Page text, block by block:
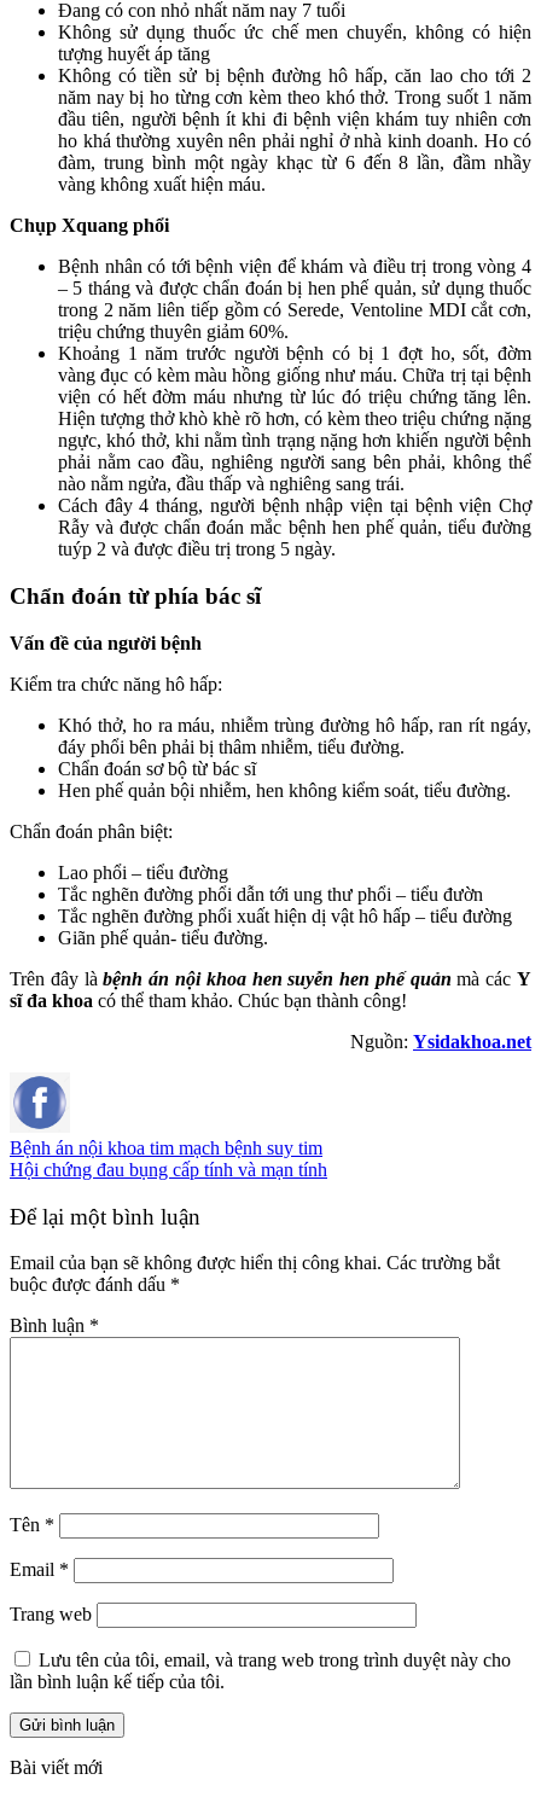
Đang có con nhỏ nhất năm nay 7 tuổi
Không sử dụng thuốc ức chế men chuyển, không có hiện
tượng huyết áp tăng
Không có tiền sử bị bệnh đường hô hấp, căn lao cho tới 2
năm nay bị ho từng cơn kèm theo khó thở. Trong suốt 1 năm
đầu tiên, người bệnh ít khi đi bệnh viện khám tuy nhiên cơn
ho khá thường xuyên nên phải nghỉ ở nhà kinh doanh. Ho có
đàm, trung bình một ngày khạc từ 6 đến 8 lần, đầm nhầy
vàng không xuất hiện máu.
Chụp Xquang phổi
Bệnh nhân có tới bệnh viện để khám và điều trị trong vòng 4
– 5 tháng và được chẩn đoán bị hen phế quản, sử dụng thuốc
trong 2 năm liên tiếp gồm có Serede, Ventoline MDI cắt cơn,
triệu chứng thuyên giảm 60%.
Khoảng 1 năm trước người bệnh có bị 1 đợt ho, sốt, đờm
vàng đục có kèm màu hồng giống như máu. Chữa trị tại bệnh
viện có hết đờm máu nhưng từ lúc đó triệu chứng tăng lên.
Hiện tượng thở khò khè rõ hơn, có kèm theo triệu chứng nặng
ngực, khó thở, khi nằm tình trạng nặng hơn khiến người bệnh
phải nằm cao đầu, nghiêng người sang bên phải, không thể
nào nằm ngửa, đầu thấp và nghiêng sang trái.
Cách đây 4 tháng, người bệnh nhập viện tại bệnh viện Chợ
Rẫy và được chẩn đoán mắc bệnh hen phế quản, tiểu đường
tuýp 2 và được điều trị trong 5 ngày.
Chẩn đoán từ phía bác sĩ
Vấn đề của người bệnh
Kiểm tra chức năng hô hấp:
Khó thở, ho ra máu, nhiễm trùng đường hô hấp, ran rít ngáy,
đáy phổi bên phải bị thâm nhiễm, tiểu đường.
Chẩn đoán sơ bộ từ bác sĩ
Hen phế quản bội nhiễm, hen không kiểm soát, tiểu đường.
Chẩn đoán phân biệt:
Lao phổi – tiểu đường
Tắc nghẽn đường phổi dẫn tới ung thư phổi – tiểu đườn
Tắc nghẽn đường phổi xuất hiện dị vật hô hấp – tiểu đường
Giãn phế quản- tiểu đường.
Trên đây làbệnh án nội khoa hen suyễn hen phế quản mà cácY
sĩ đa khoa có thể tham khảo. Chúc bạn thành công!
Nguồn: Ysidakhoa.net
Bệnh án nội khoa tim mạch bệnh suy tim
Hội chứng đau bụng cấp tính và mạn tính
Để lại một bình luận
Email của bạn sẽ không được hiển thị công khai. Các trường bắt
buộc được đánh dấu *
Bình luận *
Tên *
Email *
Trang web
Lưu tên của tôi, email, và trang web trong trình duyệt này cho
lần bình luận kế tiếp của tôi.
Bài viết mới